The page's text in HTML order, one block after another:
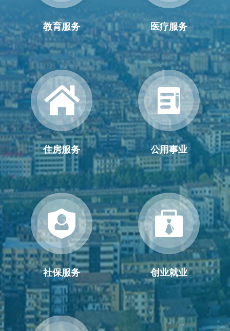
教育服务 医疗服务
住房服务 公用事业
社保服务 创业就业